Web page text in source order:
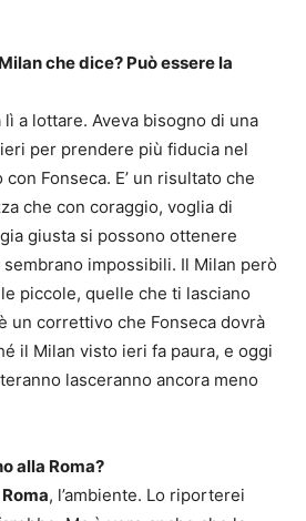
che dice? Può essere la
a lottare. Aveva bisogno di una
per prendere più fiducia nel
Fonseca. E’ un risultato che
che con coraggio, voglia di
giusta si possono ottenere
impossibili. Il Milan però
piccole, quelle che ti lasciano
un correttivo che Fonseca dovrà
il Milan visto ieri fa paura, e oggi
lasceranno ancora meno
alla Roma?
Roma, l’ambiente. Lo riporterei